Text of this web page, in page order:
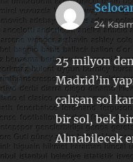
24
25 milyon
Madrid’in
çalışan sol
bir sol, bek
Alınabilecek